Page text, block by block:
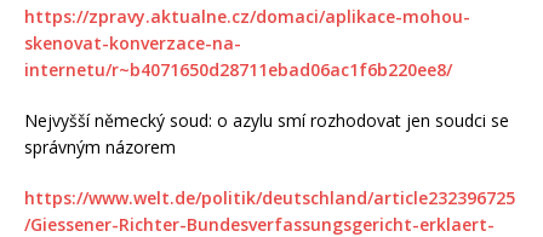
https://zpravy.aktualne.cz/domaci/aplikace-mohou-
skenovat-konverzace-na-
internetu/r~b4071650d28711ebad06ac1f6b220ee8/
Nejvyšší německý soud: o azylu smí rozhodovat jen soudci se
správným názorem
https://www.welt.de/politik/deutschland/article232396725
/Giessener-Richter-Bundesverfassungsgericht-erklaert-